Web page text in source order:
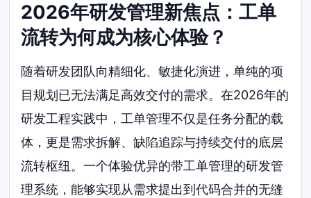
2026年研发管理新焦点：工单
流转为何成为核心体验？
随着研发团队向精细化、敏捷化演进，单纯的项
目规划已无法满足高效交付的需求。在2026年的
研发工程实践中，工单管理不仅是任务分配的载
体，更是需求拆解、缺陷追踪与持续交付的底层
流转枢纽。一个体验优异的带工单管理的研发管
理系统，能够实现从需求提出到代码合并的无缝